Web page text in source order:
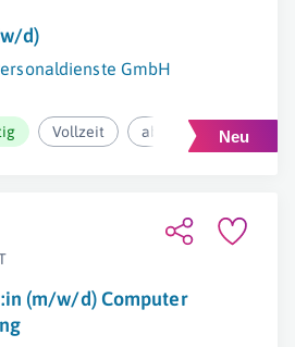
d)
GmbH
Vollzeit ab 2.404,70€ pro
(m/w/d) Computer